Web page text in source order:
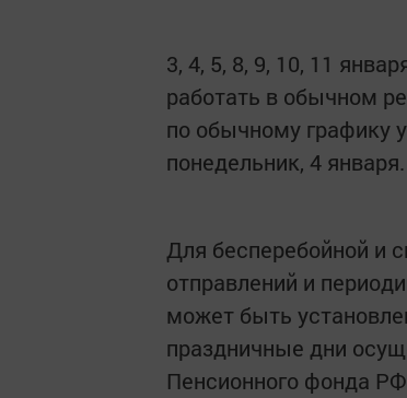
3, 4, 5, 8, 9, 10, 11
работать в обычном
по обычному графику
понедельник, 4 января.
Для бесперебойной и
отправлений и
может быть
праздничные дни
Пенсионного фонда